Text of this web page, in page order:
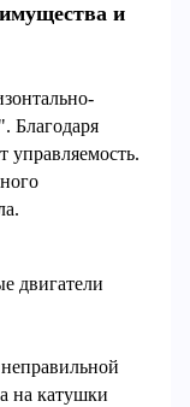
и
Благодаря
управляемость.
двигатели
на катушки